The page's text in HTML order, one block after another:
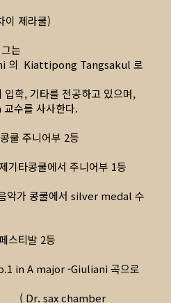
제라쿨)
는
의 Kiattipong Tangsakul 로
학, 기타를 전공하고 있으며,
수를 사사한다.
쿨 주니어부 2등
기타콩쿨에서 주니어부 1등
악가 콩쿨에서 silver medal 수
스티발 2등
in A major -Giuliani 곡으로